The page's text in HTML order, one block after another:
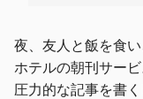
夜、友人と飯を食
ホテルの朝刊サー
圧力的な記事を書